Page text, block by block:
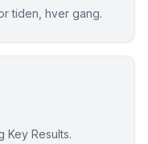
tiden, hver gang.
Key Results.